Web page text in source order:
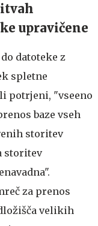
upravičene
datoteke z
spletne
potrjeni, "vseeno
baze vseh
storitev
storitev
za prenos
velikih